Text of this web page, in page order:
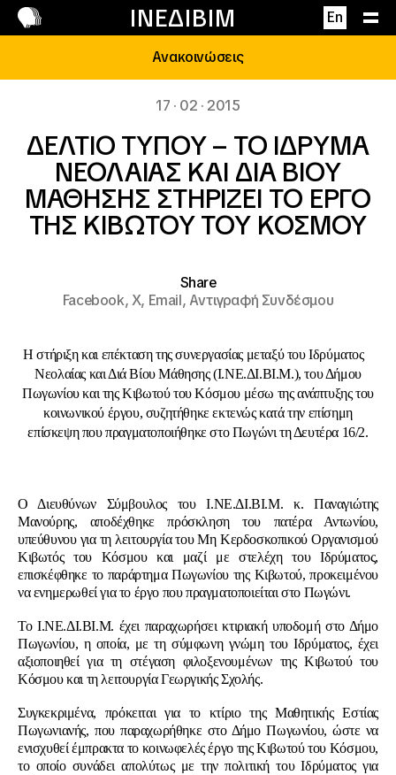
ΙΝΕΔΙΒΙΜ En
Επικοινωνία
Ανακοινώσεις
17 · 02 · 2015
ΔΕΛΤΙΟ ΤΥΠΟΥ – ΤΟ ΙΔΡΥΜΑ
ΝΕΟΛΑΙΑΣ ΚΑΙ ΔΙΑ ΒΙΟΥ
ΜΑΘΗΣΗΣ ΣΤΗΡΙΖΕΙ ΤΟ ΕΡΓΟ
ΤΗΣ ΚΙΒΩΤΟΥ ΤΟΥ ΚΟΣΜΟΥ
Share
Facebook,X, Email,Αντιγραφή Συνδέσμου
Η στήριξη και επέκταση της συνεργασίας μεταξύ τουΙδρύματος
Νεολαίας και Διά Βίου Μάθησης(Ι.ΝΕ.ΔΙ.ΒΙ.Μ.), του Δήμου
Πωγωνίου και τηςΚιβωτού του Κόσμου μέσω της ανάπτυξης του
κοινωνικού έργου, συζητήθηκε εκτενώς κατά την επίσημη
επίσκεψη που πραγματοποιήθηκε στο Πωγώνι τη Δευτέρα 16/2.
Ο Διευθύνων Σύμβουλος του Ι.ΝΕ.ΔΙ.ΒΙ.Μ. κ. Παναγιώτης
Μανούρης, αποδέχθηκε πρόσκληση του πατέρα Αντωνίου,
υπεύθυνου για τη λειτουργία του Μη Κερδοσκοπικού Οργανισμού
Κιβωτός του Κόσμουκαι μαζί με στελέχη του Ιδρύματος,
επισκέφθηκε το παράρτημα Πωγωνίου της Κιβωτού, προκειμένου
να ενημερωθεί για το έργο που πραγματοποιείται στο Πωγώνι.
Το Ι.ΝΕ.ΔΙ.ΒΙ.Μ. έχει παραχωρήσει κτιριακή υποδομή στο Δήμο
Πωγωνίου, η οποία, με τη σύμφωνη γνώμη του Ιδρύματος, έχει
αξιοποιηθεί για τη στέγαση φιλοξενουμένων τηςΚιβωτού του
Κόσμουκαι τη λειτουργία Γεωργικής Σχολής.
Συγκεκριμένα, πρόκειται για το κτίριο της Μαθητικής Εστίας
Πωγωνιανής, που παραχωρήθηκε στο Δήμο Πωγωνίου, ώστε να
ενισχυθεί έμπρακτα το κοινωφελές έργο τηςΚιβωτού του Κόσμου,
το οποίο συνάδει απολύτως με την πολιτική του Ιδρύματος για